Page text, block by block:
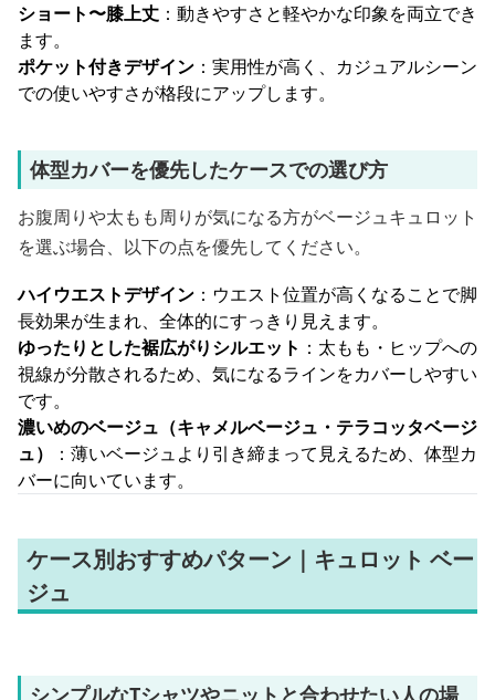
ショート〜膝上丈 ：動きやすさと軽やかな印象を両立でき
ます。
ポケット付きデザイン ：実用性が高く、カジュアルシーン
での使いやすさが格段にアップします。
体型カバーを優先したケースでの選び方
お腹周りや太もも周りが気になる方がベージュキュロット
を選ぶ場合、以下の点を優先してください。
ハイウエストデザイン ：ウエスト位置が高くなることで脚
長効果が生まれ、全体的にすっきり見えます。
ゆったりとした裾広がりシルエット ：太もも・ヒップへの
視線が分散されるため、気になるラインをカバーしやすい
です。
濃いめのベージュ（キャメルベージュ・テラコッタベージ
ュ）
：薄いベージュより引き締まって見えるため、体型カ
バーに向いています。
ケース別おすすめパターン｜キュロット ベー
ジュ
シンプルなTシャツやニットと合わせたい人の場